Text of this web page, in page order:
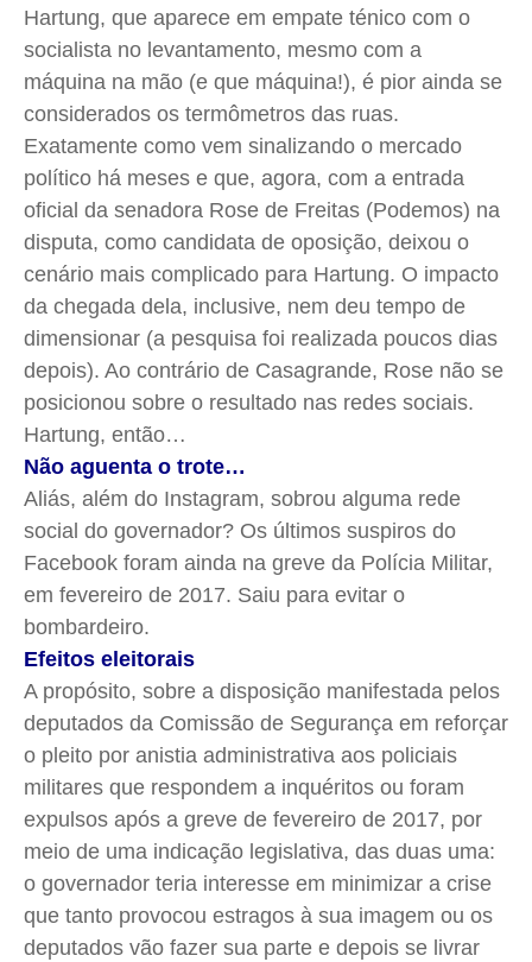
Termos de Uso
Privacidade
Termos de Uso
Privacidade
Termos de Uso
Privacidade
Termos de Uso
Privacidade
Hartung, que aparece em empate ténico com o
socialista no levantamento, mesmo com a
máquina na mão (e que máquina!), é pior ainda se
considerados os termômetros das ruas.
Exatamente como vem sinalizando o mercado
político há meses e que, agora, com a entrada
oficial da senadora Rose de Freitas (Podemos) na
disputa, como candidata de oposição, deixou o
cenário mais complicado para Hartung. O impacto
da chegada dela, inclusive, nem deu tempo de
dimensionar (a pesquisa foi realizada poucos dias
depois). Ao contrário de Casagrande, Rose não se
posicionou sobre o resultado nas redes sociais.
Hartung, então…
Não aguenta o trote…
Aliás, além do Instagram, sobrou alguma rede
social do governador? Os últimos suspiros do
Facebook foram ainda na greve da Polícia Militar,
em fevereiro de 2017. Saiu para evitar o
bombardeiro.
Efeitos eleitorais
A propósito, sobre a disposição manifestada pelos
deputados da Comissão de Segurança em reforçar
o pleito por anistia administrativa aos policiais
militares que respondem a inquéritos ou foram
expulsos após a greve de fevereiro de 2017, por
meio de uma indicação legislativa, das duas uma:
o governador teria interesse em minimizar a crise
que tanto provocou estragos à sua imagem ou os
deputados vão fazer sua parte e depois se livrar